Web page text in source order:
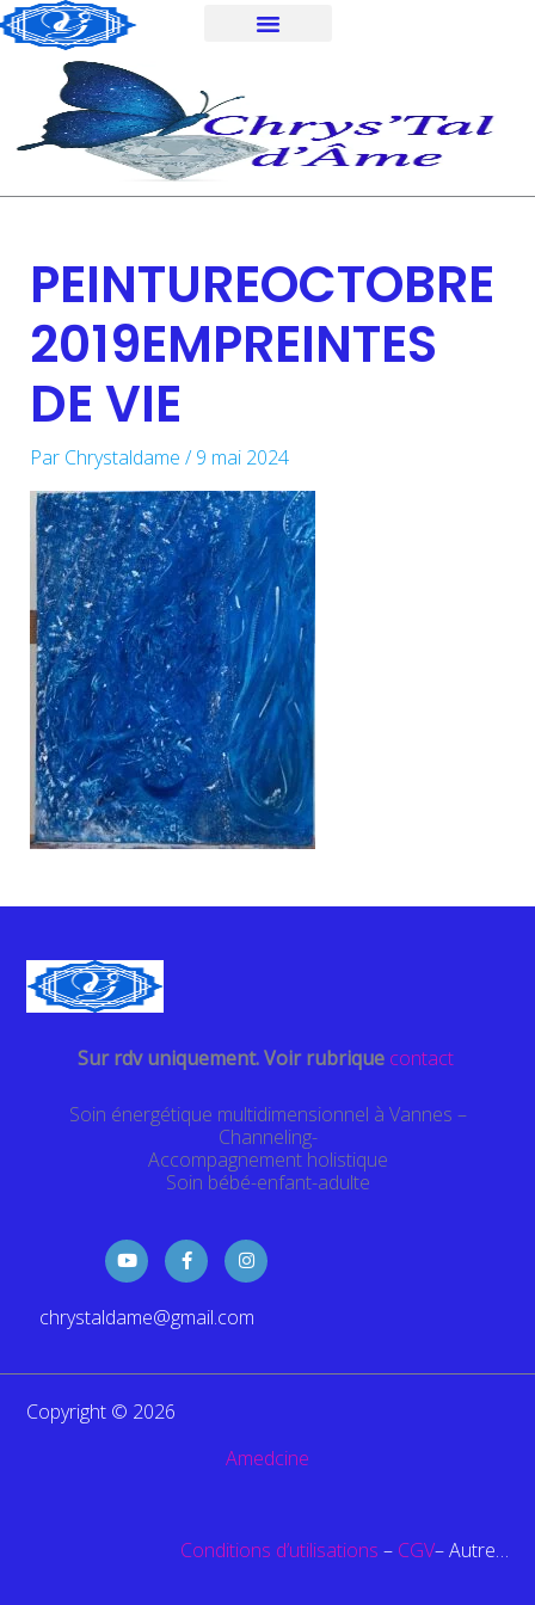
Aller
au
contenu
PEINTUREOCTOBRE
2019EMPREINTES
DE VIE
Par Chrystaldame /9 mai 2024
Sur rdv uniquement. Voir rubrique contact
Soin énergétique multidimensionnel à Vannes –
Channeling-
Accompagnement holistique
Soin bébé-enfant-adulte
Y
o
u
u
F
a
c
b
k
I
n
s
a
a
chrystaldame@gmail.com
Copyright © 2026
Amedcine
Conditions d’utilisations – CGV– Autre…